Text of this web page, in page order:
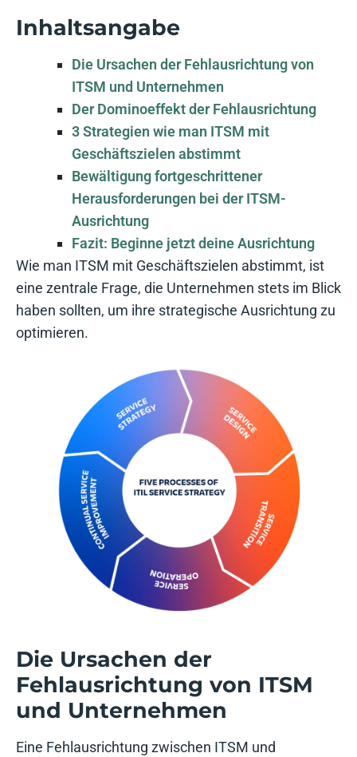
Inhaltsangabe
Die Ursachen der Fehlausrichtung von
ITSM und Unternehmen
Der Dominoeffekt der Fehlausrichtung
3 Strategien wie man ITSM mit
Geschäftszielen abstimmt
Bewältigung fortgeschrittener
Herausforderungen bei der ITSM-
Ausrichtung
Fazit: Beginne jetzt deine Ausrichtung
Wie man ITSM mit Geschäftszielen abstimmt, ist
eine zentrale Frage, die Unternehmen stets im Blick
haben sollten, um ihre strategische Ausrichtung zu
optimieren.
Die Ursachen der
Fehlausrichtung von ITSM
und Unternehmen
Eine Fehlausrichtung zwischen ITSM und